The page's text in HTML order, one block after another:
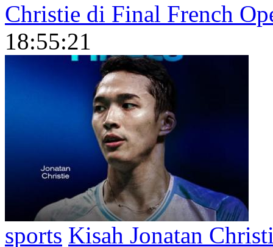
Christie di Final French
18:55:21
sports Kisah Jonatan